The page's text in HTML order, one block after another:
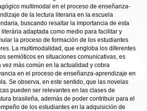
multimodal en el proceso de enseñanza-
de la lectura literaria en la escuela
buscando resaltar la importancia de esta
literária adaptada como medio para facilitar y
la proceso de formación de los estudiantes
La multimodalidad, que engloba los diferentes
semióticos en situaciones comunicativas, es
vez más común en la actualidad y cobra
en el proceso de enseñanza-aprendizaje en
Se observa, en este sentido, que las novelas
pueden ser relevantes en las clases de
brasileña, además de poder contribuir para el
de los estudiantes en la adquisición de